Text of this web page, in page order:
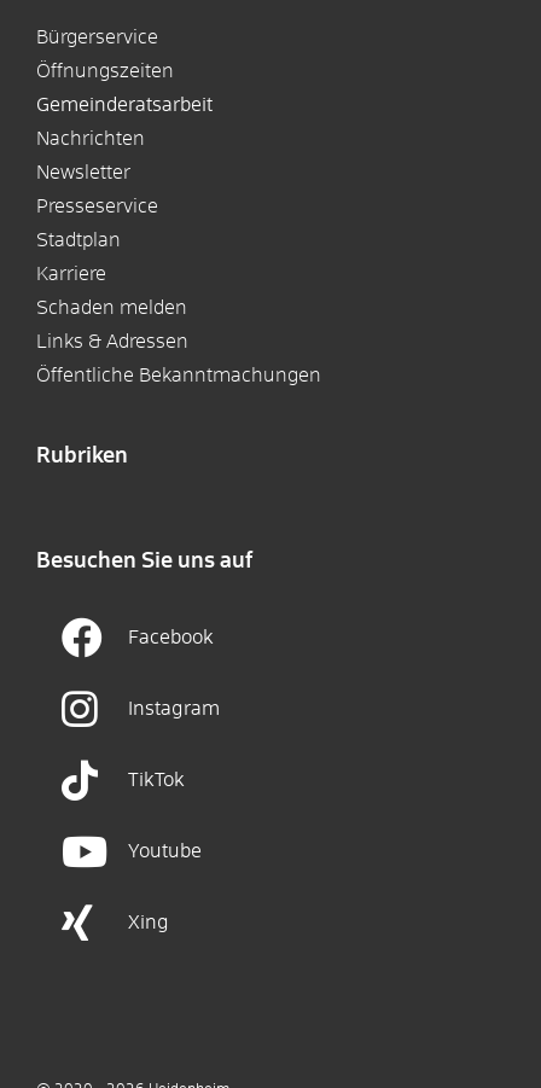
Bürgerservice
Öffnungszeiten
Gemeinderatsarbeit
Nachrichten
Newsletter
Presseservice
Stadtplan
Karriere
Schaden melden
Links & Adressen
Öffentliche Bekanntmachungen
Rubriken
Besuchen Sie uns auf
Facebook
Instagram
TikTok
Youtube
Xing